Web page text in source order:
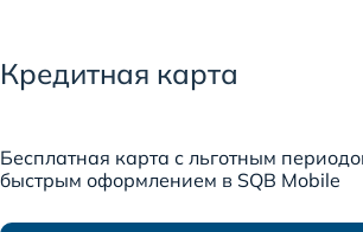
Кредитная карта
Бесплатная карта с льготным
быстрым оформлением в SQB Mobile